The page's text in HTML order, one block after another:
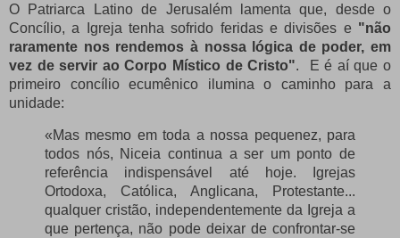
O Patriarca Latino de Jerusalém lamenta que, desde o
Concílio, a Igreja tenha sofrido feridas e divisões e "não
raramente nos rendemos à nossa lógica de poder, em
vez de servir ao Corpo Místico de Cristo".
E é aí que o
primeiro concílio ecumênico ilumina o caminho para a
unidade:
«Mas mesmo em toda a nossa pequenez, para
todos nós, Niceia continua a ser um ponto de
referência indispensável até hoje. Igrejas
Ortodoxa, Católica, Anglicana, Protestante...
qualquer cristão, independentemente da Igreja a
que pertença, não pode deixar de confrontar-se